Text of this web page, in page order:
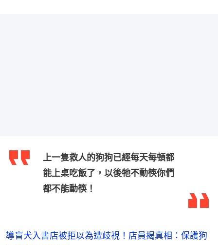
上一隻救人的狗狗已經每天每頓都
能上桌吃飯了，以後牠不動筷你們
都不能動筷！
導盲犬入書店被拒以為遭歧視！店員揭真相：保護狗